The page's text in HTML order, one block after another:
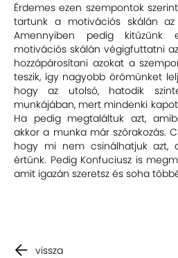
Érdemes ezen szempontok
tartunk a motivációs skálán
Amennyiben pedig
motivációs skálán végigfuttatni
hozzápárosítani azokat a
teszik, így nagyobb örömünket
hogy az utolsó, hatodik
munkájában, mert mindenki
Ha pedig megtaláltuk azt,
akkor a munka már szórakozás.
hogy mi nem csinálhatjuk azt,
értünk. Pedig Konfuciusz is
amit igazán szeretsz és soha
vissza